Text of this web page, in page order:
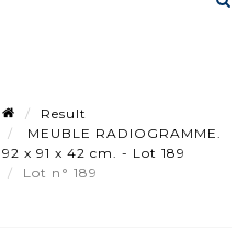
Result
MEUBLE RADIOGRAMME.
92 x 91 x 42 cm. - Lot 189
Lot n° 189